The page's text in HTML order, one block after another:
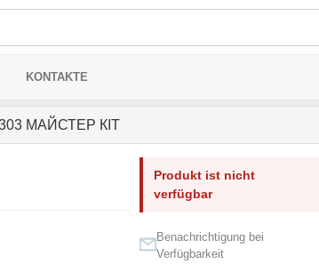
KONTAKTE
МАЙСТЕР КІТ
Produkt ist nicht
verfügbar
Benachrichtigung bei
Verfügbarkeit